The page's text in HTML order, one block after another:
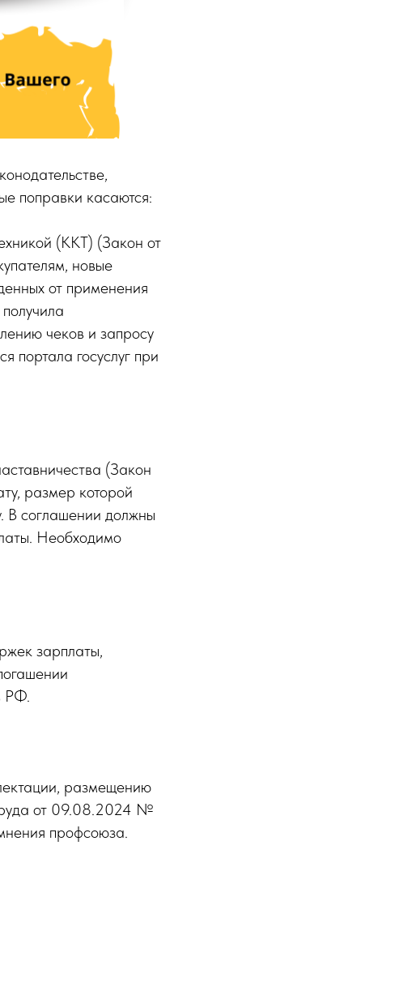
поправки касаются:
(ККТ) (Закон от
новые
от применения
чеков и запросу
портала госуслуг при
(Закон
размер которой
В соглашении должны
Необходимо
зарплаты,
РФ.
размещению
от 09.08.2024 №
профсоюза.